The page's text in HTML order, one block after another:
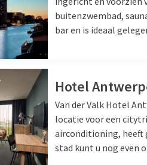
Lunchbuffet
Liever onbeperkt genieten van
treft u smakelijke koude gerechten
kazen. Ook geniet u bij het
Ideaal wanneer u op zoek bent
uitgebreide selectie van
Ontdek hieronder welk
buitenzwembad,
bar en is ideaal
Hotel
Van der Valk Hotel
locatie voor een
airconditioning, heeft
stad kunt u nog even